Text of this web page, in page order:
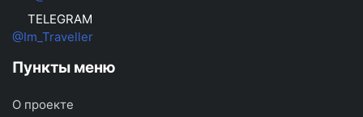
TELEGRAM
@Im_Traveller
Пункты меню
О проекте